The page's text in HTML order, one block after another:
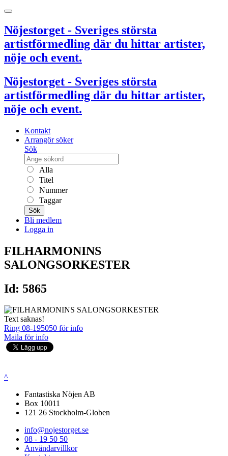
Nöjestorget - Sveriges största
artistförmedling där du hittar artister,
nöje och event.
Nöjestorget - Sveriges största
artistförmedling där du hittar artister,
nöje och event.
Kontakt
Arrangör söker
Sök
Alla
Titel
Nummer
Taggar
Sök
Bli medlem
Logga in
FILHARMONINS
SALONGSORKESTER
Id: 5865
Text saknas!
Ring 08-195050 för info
Maila för info
^
Fantastiska Nöjen AB
Box 10011
121 26 Stockholm-Globen
info@nojestorget.se
08 - 19 50 50
Användarvillkor